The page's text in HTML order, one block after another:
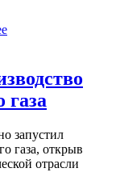
газа
запустил
газа, открыв
отрасли